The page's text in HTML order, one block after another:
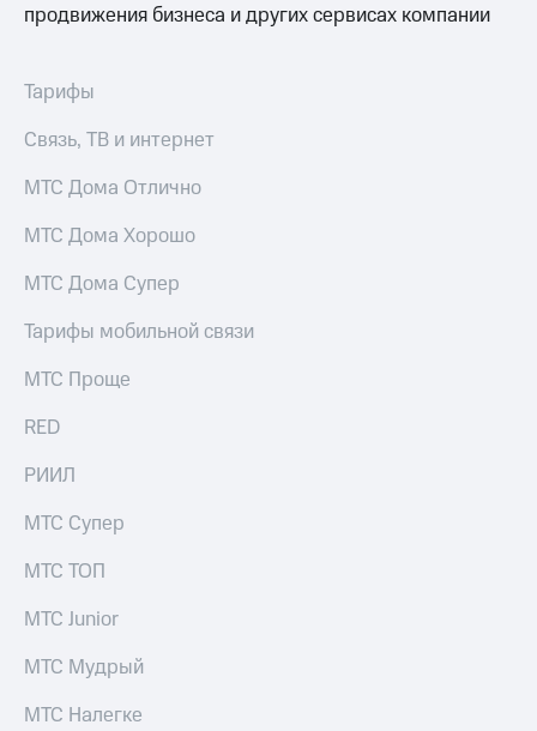
продвижения бизнеса и других сервисах компании
Тарифы
Связь, ТВ и интернет
МТС Дома Отлично
МТС Дома Хорошо
МТС Дома Супер
Тарифы мобильной связи
МТС Проще
RED
РИИЛ
МТС Супер
МТС ТОП
МТС Junior
МТС Мудрый
МТС Налегке